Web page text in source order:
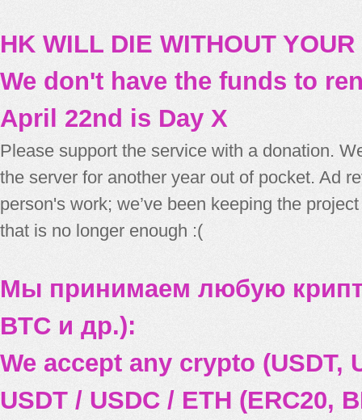
HK WILL DIE WITHOUT
We don't have the funds to
April 22nd is Day X
Please support the service with a donation.
the server for another year out of pocket. Ad
person's work; we’ve been keeping the
that is no longer enough :(
Мы принимаем любую
BTC и др.):
We accept any crypto (USDT,
USDT / USDC / ETH (ERC20,